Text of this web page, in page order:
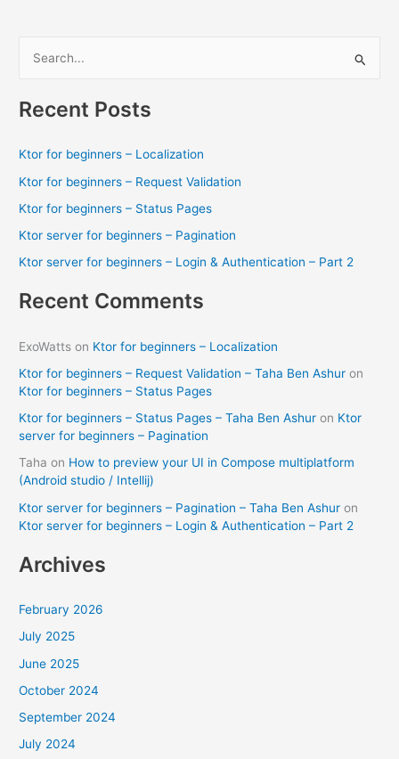
Inc
r
o
r
:
Recent Posts
Ktor for beginners – Localization
Ktor for beginners – Request Validation
Ktor for beginners – Status Pages
Ktor server for beginners – Pagination
Ktor server for beginners – Login & Authentication – Part 2
Recent Comments
ExoWatts on Ktor for beginners – Localization
Ktor for beginners – Request Validation – Taha Ben Ashur on
Ktor for beginners – Status Pages
Ktor for beginners – Status Pages – Taha Ben Ashur on Ktor
server for beginners – Pagination
Taha on How to preview your UI in Compose multiplatform
(Android studio / Intellij)
Ktor server for beginners – Pagination – Taha Ben Ashur on
Ktor server for beginners – Login & Authentication – Part 2
Archives
February 2026
July 2025
June 2025
October 2024
September 2024
July 2024